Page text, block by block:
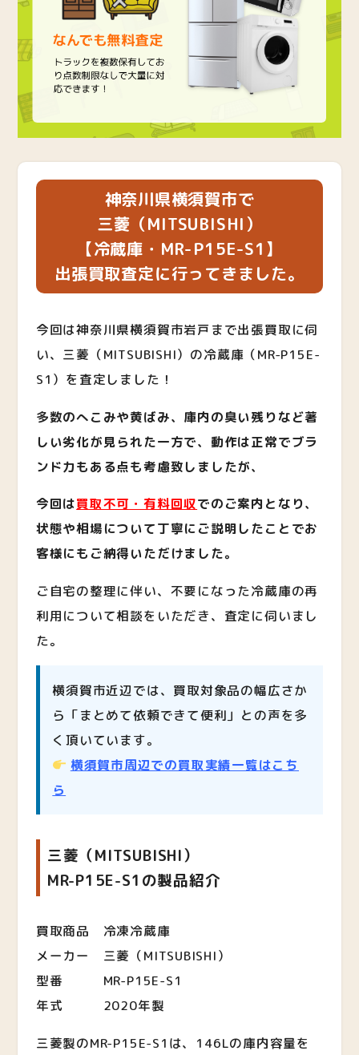
神奈川県横須賀市で
三菱（MITSUBISHI）
【冷蔵庫・MR-P15E-S1】
出張買取査定に行ってきました。
今回は神奈川県横須賀市岩戸まで出張買取に伺
い、三菱（MITSUBISHI）の冷蔵庫（MR-P15E-
S1）を査定しました！
多数のへこみや黄ばみ、庫内の臭い残りなど著
しい劣化が見られた一方で、動作は正常でブラ
ンド力もある点も考慮致しましたが、
今回は買取不可・有料回収でのご案内となり、
状態や相場について丁寧にご説明したことでお
客様にもご納得いただけました。
ご自宅の整理に伴い、不要になった冷蔵庫の再
利用について相談をいただき、査定に伺いまし
た。
横須賀市近辺では、買取対象品の幅広さか
ら「まとめて依頼できて便利」との声を多
く頂いています。
横須賀市周辺での買取実績一覧はこち
ら
三菱（MITSUBISHI）
MR-P15E-S1の製品紹介
買取商品 冷凍冷蔵庫
メーカー 三菱（MITSUBISHI）
型番 MR-P15E-S1
年式 2020年製
三菱製のMR-P15E-S1は、146Lの庫内容量を